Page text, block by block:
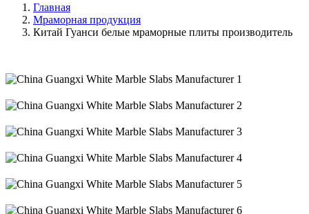
Главная
Мраморная продукция
Китай Гуанси белые мраморные плиты производитель